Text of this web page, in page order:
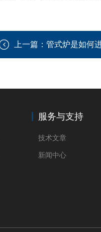
上一篇： 管式炉是如何
服务与支持
技术文章
新闻中心